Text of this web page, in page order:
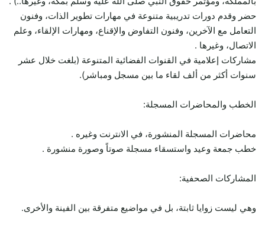
حضر وقدم دورات تدريبية متنوعة في مهارات تطوير الذات، وفنون
التعامل مع الآخرين، وفنون التفاوض والإقناع، ومهارات الإلقاء، وعلم
الاتصال، وغيرها .
مشاركات إعلامية في القنوات الفضائية المتنوعة (بلغت خلال عشر
سنوات أكثر من ألف لقاء ما بين مسجل ومباشر).
الخطب والمحاضرات المسجلة:
محاضرات المسجلة المنشورة، في الانترنت وغيره .
خطب جمعة وعيد واستسقاء مسجلة صوتاً وصورة منشورة .
المشاركات الصحفية:
وهي ليست زوايا ثابتة، بل في مواضيع متفرقة بين الفينة والأخرى.